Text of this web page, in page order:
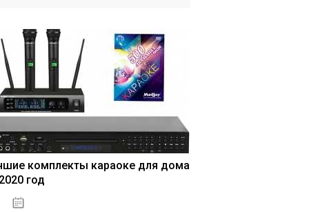
нетМитино нетДолгопрудный
комплекты караоке для дома
год